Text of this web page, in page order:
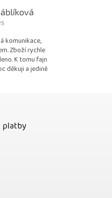
obchodu je 5 z 5 hvězdiček.
komunikace,
Zboží rychle
K tomu fajn
děkuji a jedině
platby